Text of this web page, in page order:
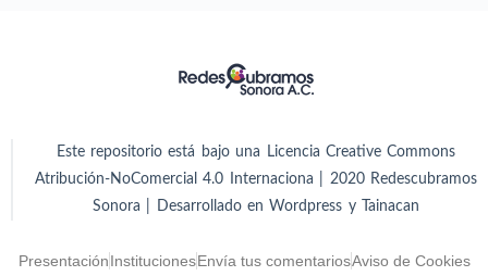
Este repositorio está bajo una Licencia Creative Commons
Atribución-NoComercial 4.0 Internaciona | 2020 Redescubramos
Sonora | Desarrollado en Wordpress y Tainacan
PresentaciónInstitucionesEnvía tus comentariosAviso de Cookies